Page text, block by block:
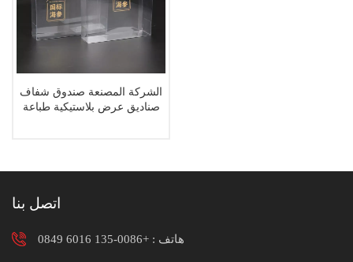
الشركة المصنعة صندوق شفاف
صناديق عرض بلاستيكية طباعة
اتصل بنا
هاتف : +0086-135 6016 0849